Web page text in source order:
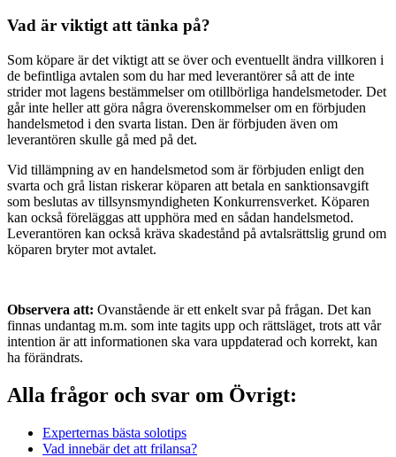
Vad är viktigt att tänka på?
Som köpare är det viktigt att se över och eventuellt ändra villkoren i
de befintliga avtalen som du har med leverantörer så att de inte
strider mot lagens bestämmelser om otillbörliga handelsmetoder. Det
går inte heller att göra några överenskommelser om en förbjuden
handelsmetod i den svarta listan. Den är förbjuden även om
leverantören skulle gå med på det.
Vid tillämpning av en handelsmetod som är förbjuden enligt den
svarta och grå listan riskerar köparen att betala en sanktionsavgift
som beslutas av tillsynsmyndigheten Konkurrensverket. Köparen
kan också föreläggas att upphöra med en sådan handelsmetod.
Leverantören kan också kräva skadestånd på avtalsrättslig grund om
köparen bryter mot avtalet.
Observera att: Ovanstående är ett enkelt svar på frågan. Det kan
finnas undantag m.m. som inte tagits upp och rättsläget, trots att vår
intention är att informationen ska vara uppdaterad och korrekt, kan
ha förändrats.
Alla frågor och svar om Övrigt:
Experternas bästa solotips
Vad innebär det att frilansa?